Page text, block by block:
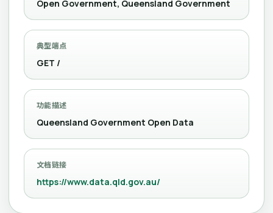
Open Government, Queensland Government
典型端点
GET /
功能描述
Queensland Government Open Data
文档链接
https://www.data.qld.gov.au/